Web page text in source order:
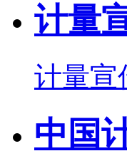
计量
计量宣
中国